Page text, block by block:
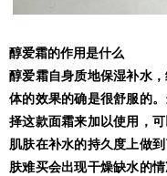
醇爱霜的作用是什么
醇爱霜自身质地保湿补水
体的效果的确是很舒服的
择这款面霜来加以使用，
肌肤在补水的持久度上做
肤难买会出现干燥缺水的